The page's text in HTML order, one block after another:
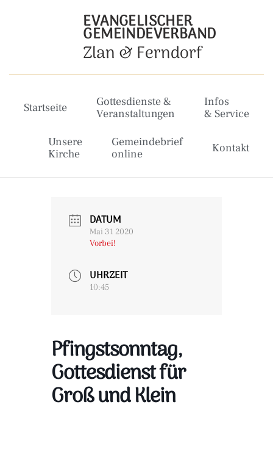
EVANGELISCHER
GEMEINDEVERBAND
Zlan & Ferndorf
Startseite
Gottesdienste &
Veranstaltungen
Infos
& Service
Unsere
Kirche
Gemeindebrief
online
Kontakt
DATUM
Mai 31 2020
Vorbei!
UHRZEIT
10:45
Pfingstsonntag,
Gottesdienst für
Groß und Klein